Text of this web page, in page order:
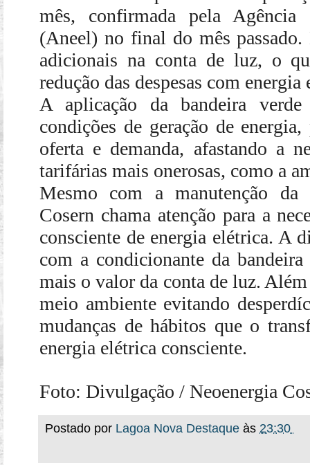
mês, confirmada pela
(Aneel) no final do mês
adicionais na conta de luz, o
redução das despesas com energia
A aplicação da bandeira
condições de geração de
oferta e demanda, afastando a
tarifárias mais onerosas, como a
Mesmo com a manutenção da
Cosern chama atenção para a
consciente de energia elétrica. A
com a condicionante da
mais o valor da conta de luz.
meio ambiente evitando
mudanças de hábitos que o
energia elétrica consciente.
Foto: Divulgação / Neoenergia
Postado por Lagoa Nova Destaque às 23:30